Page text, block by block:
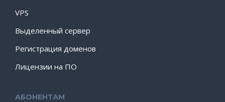
VPS
Выделенный сервер
Регистрация доменов
Лицензии на ПО
АБОНЕНТАМ